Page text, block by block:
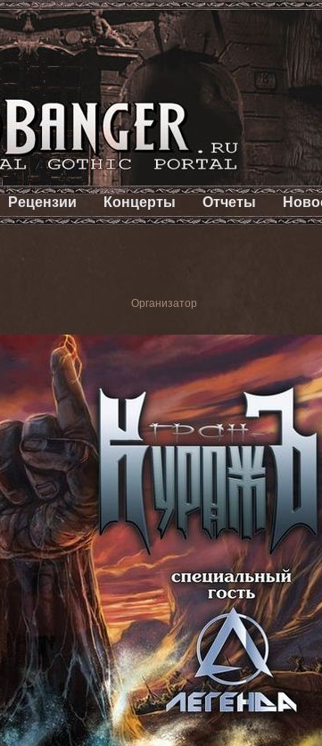
Рецензии Концерты Отчеты
Организатор